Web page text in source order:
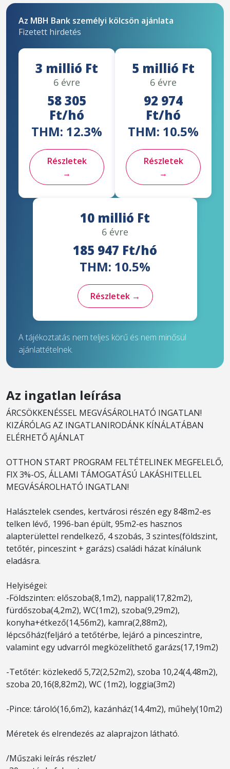
Az MBH Bank személyi kölcsön ajánlata
Fizetett hirdetés
3 millió Ft
6 évre
58 305
Ft/hó
THM: 12.3%
Részletek
→
5 millió Ft
6 évre
92 974
Ft/hó
THM: 10.5%
Részletek
→
10 millió Ft
6 évre
185 947 Ft/hó
THM: 10.5%
Részletek →
A tájékoztatás nem teljes körű és nem minősül
ajánlattételnek.
Az ingatlan leírása
ÁRCSÖKKENÉSSEL MEGVÁSÁROLHATÓ INGATLAN!
KIZÁRÓLAG AZ INGATLANIRODÁNK KÍNÁLATÁBAN
ELÉRHETŐ AJÁNLAT
OTTHON START PROGRAM FELTÉTELINEK MEGFELELŐ,
FIX 3%-OS, ÁLLAMI TÁMOGATÁSÚ LAKÁSHITELLEL
MEGVÁSÁROLHATÓ INGATLAN!
Halásztelek csendes, kertvárosi részén egy 848m2-es
telken lévő, 1996-ban épült, 95m2-es hasznos
alapterülettel rendelkező, 4 szobás, 3 szintes(földszint,
tetőtér, pinceszint + garázs) családi házat kínálunk
eladásra.
Helyiségei:
-Földszinten: előszoba(8,1m2), nappali(17,82m2),
fürdőszoba(4,2m2), WC(1m2), szoba(9,29m2),
konyha+étkező(14,56m2), kamra(2,88m2),
lépcsőház(feljáró a tetőtérbe, lejáró a pinceszintre,
valamint egy udvarról megközelíthető garázs(17,19m2)
-Tetőtér: közlekedő 5,72(2,52m2), szoba 10,24(4,48m2),
szoba 20,16(8,82m2), WC (1m2), loggia(3m2)
-Pince: tároló(16,6m2), kazánház(14,4m2), műhely(10m2)
Méretek és elrendezés az alaprajzon látható.
/Műszaki leírás részlet/